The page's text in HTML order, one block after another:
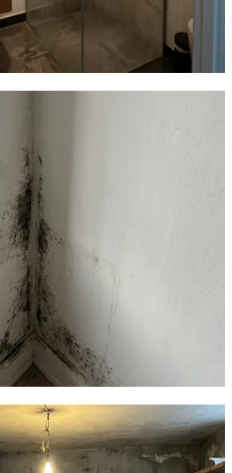
indendørs
efter rengøring
70% RH
30 04
Fugt +
= årsag
organisme der kræver tre
70% RH), organisk
støv) og stillestående luft. Du
materiale — det er dine
KAN kontrollere fugt og luft.
begge problemer samtidig:
erstatter den med tør, filtreret
fugtighedssensor
24/7 og øger automatisk
sig 60%. Det er
30 04
— hvad
advarer om